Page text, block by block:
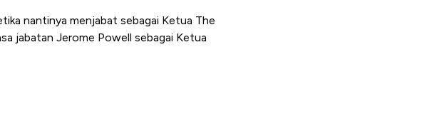
nantinya menjabat sebagai Ketua The
jabatan Jerome Powell sebagai Ketua